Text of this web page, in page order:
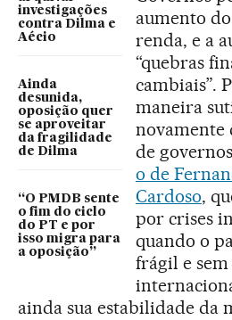
investigações
contra Dilma e
Aécio
Ainda
desunida,
oposição quer
se aproveitar
da fragilidade
de Dilma
“O PMDB sente
o fim do ciclo
do PT e por
isso migra para
a oposição”
aumento
renda, e a
“quebras
cambiais”.
maneira
novamente
de
o de
Cardoso,
por crises
quando o
frágil e sem
ainda sua estabilidade da